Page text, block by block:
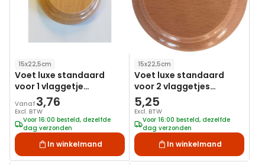
15x22,5cm
Voet luxe standaard
voor 1 vlaggetje
15x22,5cm
Vanaf 3,76
Excl. BTW
Voor 16:00 besteld, dezelfde
dag verzonden
In winkelmand
15x22,5cm
Voet luxe standaard
voor 2 vlaggetjes
15x22,5cm
5,25
Excl. BTW
Voor 16:00 besteld, dezelfde
dag verzonden
In winkelmand